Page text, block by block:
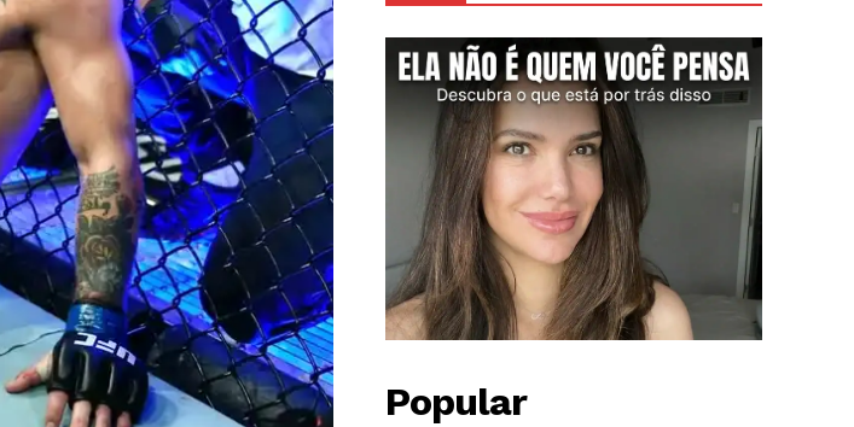
M5PORTS
Sobre Nós
Anuncie
Contato
Transparência Editorial
Termos de Serviços
Popular